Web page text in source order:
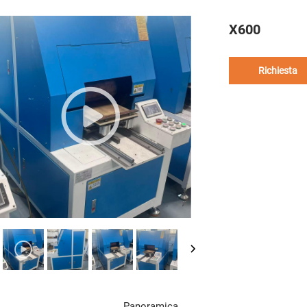
X600
Richiesta